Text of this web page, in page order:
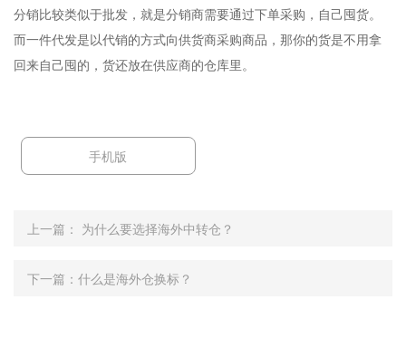
分销比较类似于批发，就是分销商需要通过下单采购，自己囤货。
而一件代发是以代销的方式向供货商采购商品，那你的货是不用拿
回来自己囤的，货还放在供应商的仓库里。
手机版
上一篇： 为什么要选择海外中转仓？
下一篇： 什么是海外仓换标？